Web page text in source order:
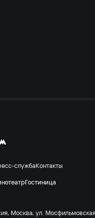
службаКонтакты
Гостиница
Москва, ул.